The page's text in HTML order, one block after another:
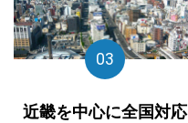
03
近畿を中心に全国対応